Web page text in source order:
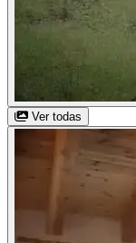
Ver todas